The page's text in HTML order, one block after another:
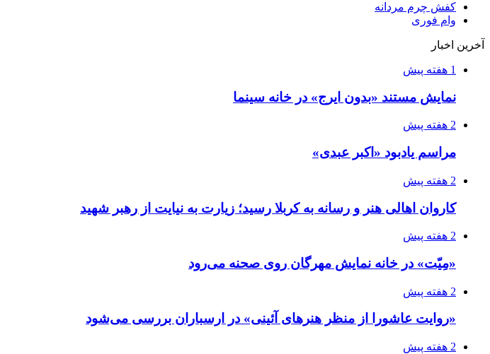
کفش چرم مردانه
وام فوری
آخرین اخبار
1 هفته پیش
نمایش مستند «بدون ایرج» در خانه سینما
2 هفته پیش
مراسم یادبود «اکبر عبدی»
2 هفته پیش
کاروان اهالی هنر و رسانه به کربلا رسید؛ زیارت به نیایت از رهبر شهید
2 هفته پیش
«مِیّت» در خانه نمایش مهرگان روی صحنه می‌رود
2 هفته پیش
«روایت عاشورا از منظر هنرهای آئینی» در ارسباران بررسی می‌شود
2 هفته پیش